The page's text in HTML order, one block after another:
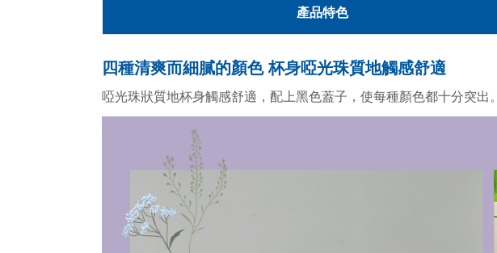
產品特色
四種清爽而細膩的顏色 杯身啞光珠質地觸感舒適
啞光珠狀質地杯身觸感舒適，配上黑色蓋子，使每種顏色都十分突出。